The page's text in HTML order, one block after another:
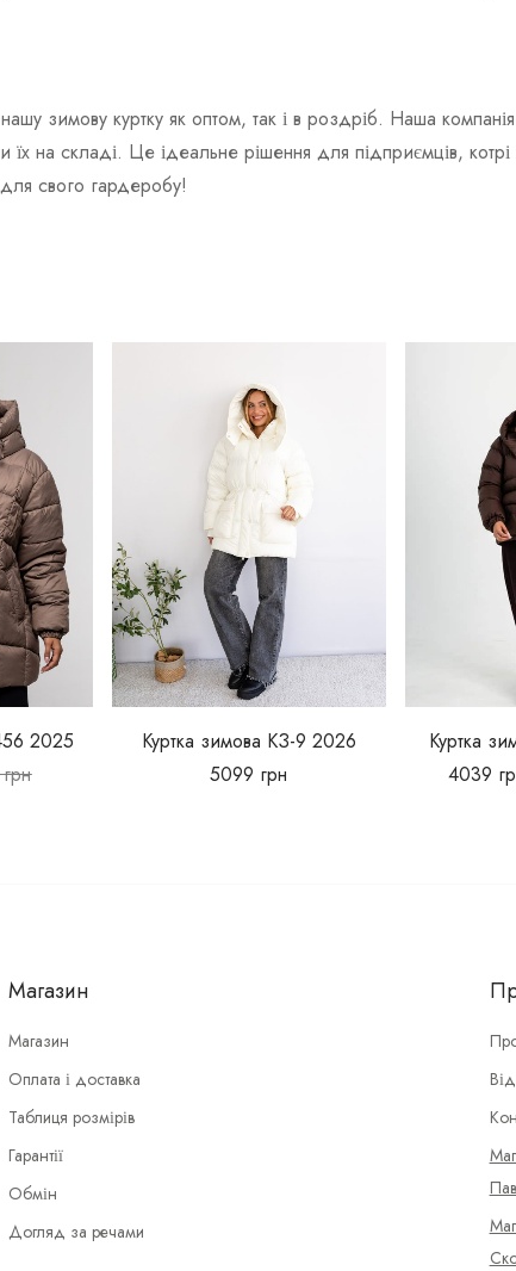
зимову куртку як оптом, так і в роздріб. Наша
їх на складі. Це ідеальне рішення для підприємців,
свого гардеробу!
2025
грн
Куртка зимова КЗ-9 2026
5099 грн
Куртка
4039
Магазин
Магазин
Оплата і доставка
Таблиця розмірів
Гарантії
Обмін
Догляд за речами